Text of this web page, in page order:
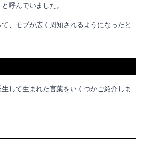
呼んでいました。
、モブが広く周知されるようになったと
して生まれた言葉をいくつかご紹介しま